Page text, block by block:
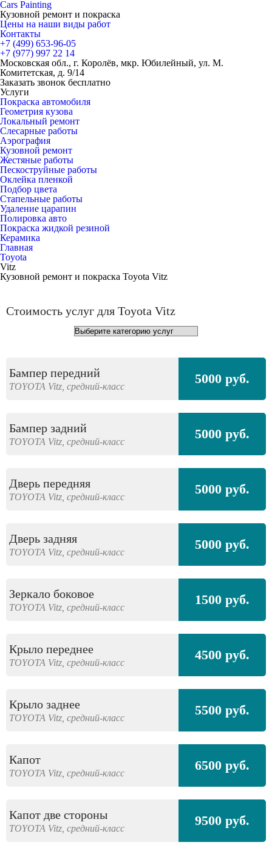
Cars Painting
Кузовной ремонт и покраска
Цены на наши виды работ
Контакты
+7 (499) 653-96-05
+7 (977) 997 22 14
Московская обл., г. Королёв, мкр. Юбилейный, ул. М.
Комитетская, д. 9/14
Заказать звонок бесплатно
Услуги
Покраска автомобиля
Геометрия кузова
Локальный ремонт
Слесарные работы
Аэрография
Кузовной ремонт
Жестяные работы
Пескоструйные работы
Оклейка пленкой
Подбор цвета
Стапельные работы
Удаление царапин
Полировка авто
Покраска жидкой резиной
Керамика
Главная
Toyota
Vitz
Кузовной ремонт и покраска Toyota Vitz
Стоимость услуг для Toyota Vitz
Бампер передний
TOYOTA Vitz, средний-класс 5000 руб.
Бампер задний
TOYOTA Vitz, средний-класс 5000 руб.
Дверь передняя
TOYOTA Vitz, средний-класс 5000 руб.
Дверь задняя
TOYOTA Vitz, средний-класс 5000 руб.
Зеркало боковое
TOYOTA Vitz, средний-класс 1500 руб.
Крыло переднее
TOYOTA Vitz, средний-класс 4500 руб.
Крыло заднее
TOYOTA Vitz, средний-класс 5500 руб.
Капот
TOYOTA Vitz, средний-класс 6500 руб.
Капот две стороны
TOYOTA Vitz, средний-класс 9500 руб.